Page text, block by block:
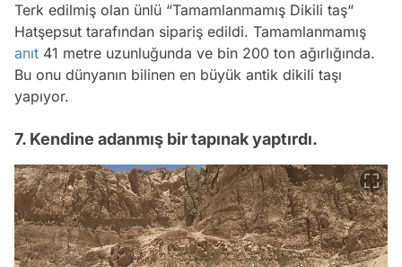
Terk edilmiş olan ünlü “Tamamlanmamış Dikili taş“
Hatşepsut tarafından sipariş edildi. Tamamlanmamış
anıt 41 metre uzunluğunda ve bin 200 ton ağırlığında.
Bu onu dünyanın bilinen en büyük antik dikili taşı
yapıyor.
7. Kendine adanmış bir tapınak yaptırdı.